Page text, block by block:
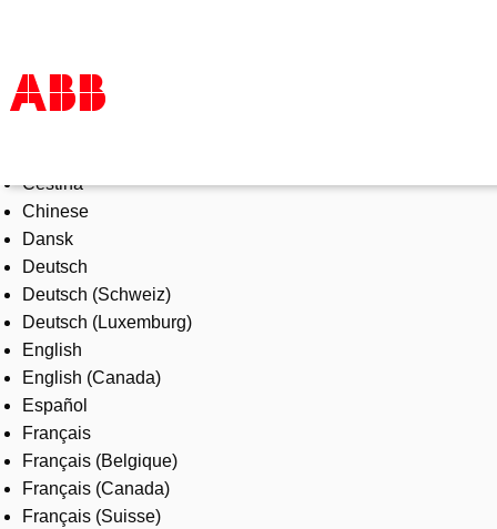
Products & Solutions
Industries
Services
About us
Where to buy
Contact us
Careers
Čeština
Chinese
Dansk
Deutsch
Deutsch (Schweiz)
Deutsch (Luxemburg)
English
English (Canada)
Español
Français
Français (Belgique)
Français (Canada)
Français (Suisse)